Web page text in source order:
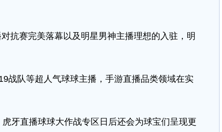
赛完美落幕以及明星男神主播理想的入驻，明
队等超人气球球主播，手游直播品类领域在实
直播球球大作战专区日后还会为球宝们呈现更